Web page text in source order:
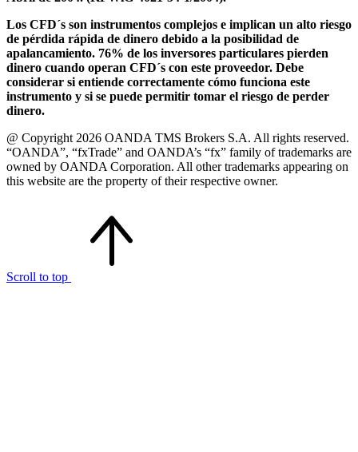
Los CFD´s son instrumentos complejos e implican un alto riesgo
de pérdida rápida de dinero debido a la posibilidad de
apalancamiento. 76% de los inversores particulares pierden
dinero cuando operan CFD´s con este proveedor. Debe
considerar si entiende correctamente cómo funciona este
instrumento y si se puede permitir tomar el riesgo de perder
dinero.
@ Copyright 2026 OANDA TMS Brokers S.A. All rights reserved.
“OANDA”, “fxTrade” and OANDA’s “fx” family of trademarks are
owned by OANDA Corporation. All other trademarks appearing on
this website are the property of their respective owner.
Scroll to top